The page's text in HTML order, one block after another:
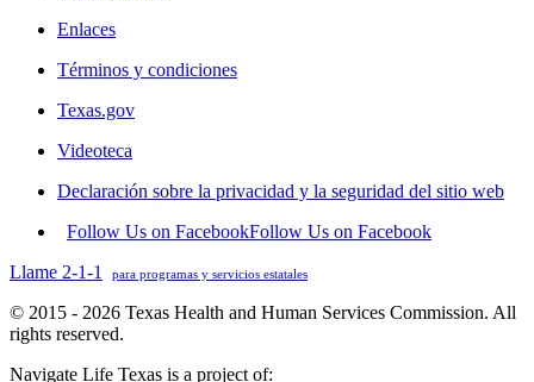
Enlaces
Términos y condiciones
Texas.gov
Videoteca
Declaración sobre la privacidad y la seguridad del sitio web
Follow Us on FacebookFollow Us on Facebook
Llame 2-1-1
para programas y servicios estatales
© 2015 - 2026 Texas Health and Human Services Commission. All
rights reserved.
Navigate Life Texas is a project of: